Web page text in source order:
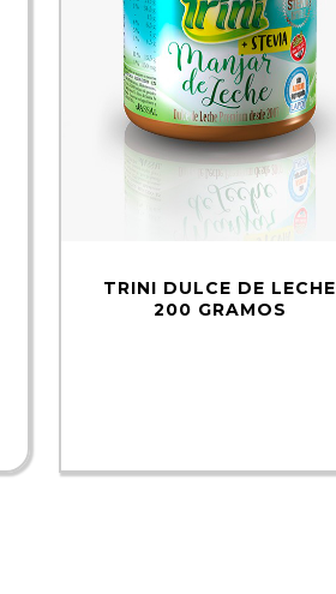
TRINI DULCE DE LECHE
200 GRAMOS